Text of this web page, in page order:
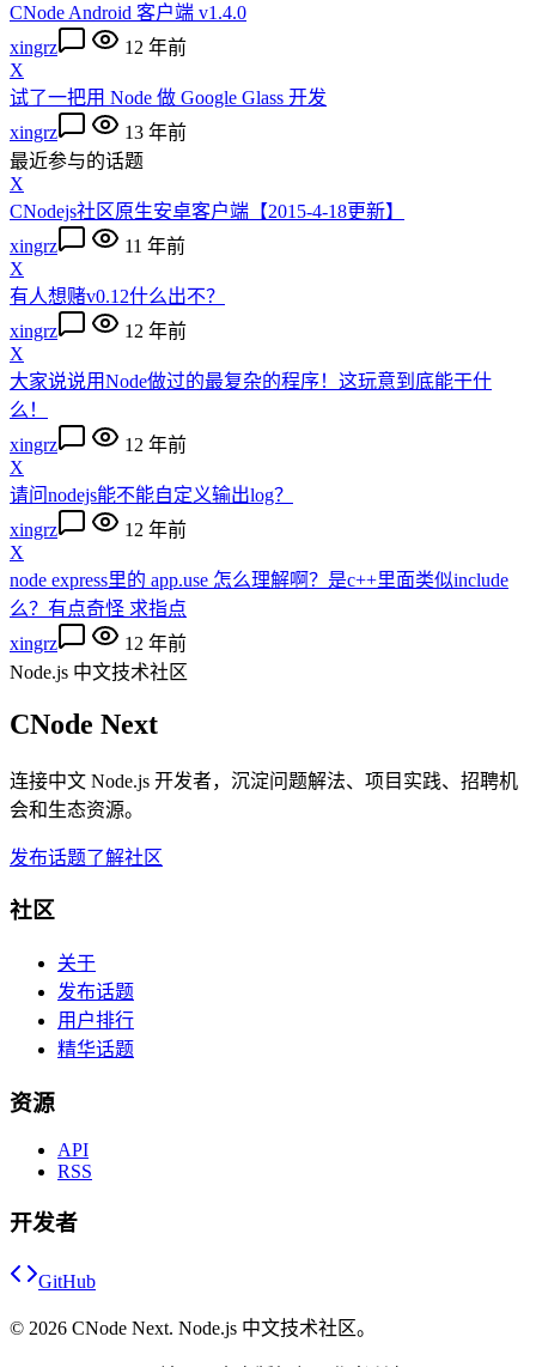
CNode Android 客户端 v1.4.0
xingrz
12 年前
X
试了一把用 Node 做 Google Glass 开发
xingrz
13 年前
最近参与的话题
X
CNodejs社区原生安卓客户端【2015-4-18更新】
xingrz
11 年前
X
有人想赌v0.12什么出不？
xingrz
12 年前
X
大家说说用Node做过的最复杂的程序！这玩意到底能干什
么！
xingrz
12 年前
X
请问nodejs能不能自定义输出log？
xingrz
12 年前
X
node express里的 app.use 怎么理解啊？是c++里面类似include
么？有点奇怪 求指点
xingrz
12 年前
Node.js 中文技术社区
CNode Next
连接中文 Node.js 开发者，沉淀问题解法、项目实践、招聘机
会和生态资源。
发布话题了解社区
社区
关于
发布话题
用户排行
精华话题
资源
API
RSS
开发者
GitHub
© 2026 CNode Next. Node.js 中文技术社区。